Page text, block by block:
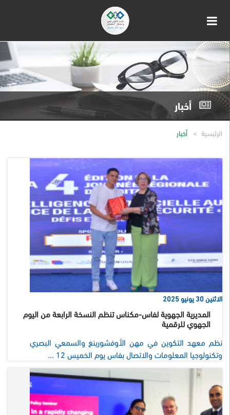
أخبار
الرئيسية أخبار
الاثنين 30 يونيو 2025
المديرية الجهوية لفاس-مكناس تنظم النسخة الرابعة من اليوم
الجهوي للرقمية
نظم معهد التكوين في مهن الأوفشورينغ والسمعي البصري
وتكنولوجيا المعلومات والاتصال بفاس يوم الخميس 12 ...